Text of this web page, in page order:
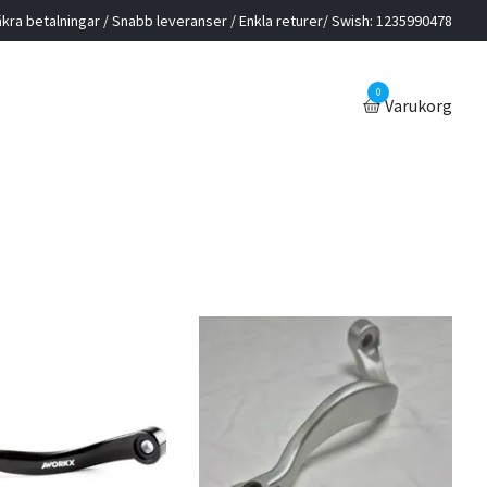
betalningar / Snabb leveranser / Enkla returer/ Swish: 1235990478
0
Varukorg